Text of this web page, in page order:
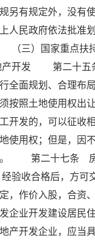
规另有规定外，
上人民政府依法
三）国家重点扶
开发 第二十五
行全面规划、合
按照土地使用权出
开发的，可以征收
使用权；但是，因
。 第二十七条 房
验收合格后，方
定，作价入股，
发企业开发建设
地产开发企业，